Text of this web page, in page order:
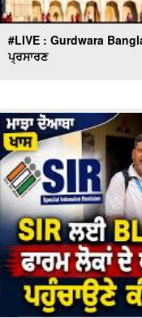
#LIVE : Gurdwara
ਪ੍ਰਸਾਰਣ